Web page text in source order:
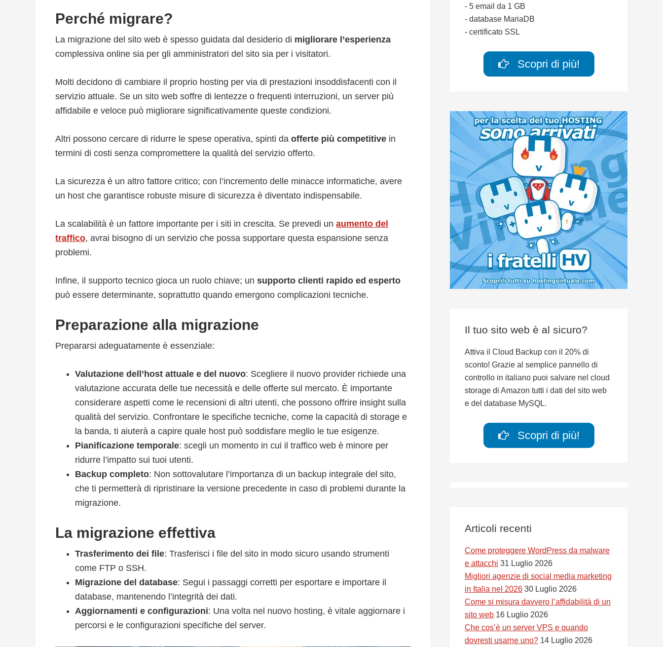
Perché migrare?
La migrazione del sito web è spesso guidata dal desiderio di migliorare l’esperienza
complessiva online sia per gli amministratori del sito sia per i visitatori.
Molti decidono di cambiare il proprio hosting per via di prestazioni insoddisfacenti con il
servizio attuale. Se un sito web soffre di lentezze o frequenti interruzioni, un server più
affidabile e veloce può migliorare significativamente queste condizioni.
Altri possono cercare di ridurre le spese operativa, spinti da offerte più competitive in
termini di costi senza compromettere la qualità del servizio offerto.
La sicurezza è un altro fattore critico; con l’incremento delle minacce informatiche, avere
un host che garantisce robuste misure di sicurezza è diventato indispensabile.
La scalabilità è un fattore importante per i siti in crescita. Se prevedi un aumento del
traffico, avrai bisogno di un servizio che possa supportare questa espansione senza
problemi.
Infine, il supporto tecnico gioca un ruolo chiave; un supporto clienti rapido ed esperto
può essere determinante, soprattutto quando emergono complicazioni tecniche.
Preparazione alla migrazione
Prepararsi adeguatamente è essenziale:
Valutazione dell’host attuale e del nuovo: Scegliere il nuovo provider richiede una
valutazione accurata delle tue necessità e delle offerte sul mercato. È importante
considerare aspetti come le recensioni di altri utenti, che possono offrire insight sulla
qualità del servizio. Confrontare le specifiche tecniche, come la capacità di storage e
la banda, ti aiuterà a capire quale host può soddisfare meglio le tue esigenze.
Pianificazione temporale: scegli un momento in cui il traffico web è minore per
ridurre l’impatto sui tuoi utenti.
Backup completo: Non sottovalutare l’importanza di un backup integrale del sito,
che ti permetterà di ripristinare la versione precedente in caso di problemi durante la
migrazione.
La migrazione effettiva
Trasferimento dei file: Trasferisci i file del sito in modo sicuro usando strumenti
come FTP o SSH.
Migrazione del database: Segui i passaggi corretti per esportare e importare il
database, mantenendo l’integrità dei dati.
Aggiornamenti e configurazioni: Una volta nel nuovo hosting, è vitale aggiornare i
percorsi e le configurazioni specifiche del server.
- 5 email da 1 GB
- database MariaDB
- certificato SSL
Scopri di più!
Il tuo sito web è al sicuro?
Attiva il Cloud Backup con il 20% di
sconto! Grazie al semplice pannello di
controllo in italiano puoi salvare nel cloud
storage di Amazon tutti i dati del sito web
e del database MySQL.
Scopri di più!
Articoli recenti
Come proteggere WordPress da malware
e attacchi 31 Luglio 2026
Migliori agenzie di social media marketing
in Italia nel 2026 30 Luglio 2026
Come si misura davvero l’affidabilità di un
sito web 16 Luglio 2026
Che cos’è un server VPS e quando
dovresti usarne uno? 14 Luglio 2026